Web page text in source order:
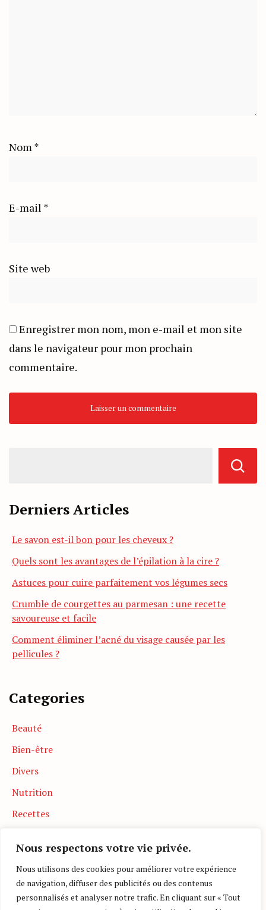
Nous respectons votre vie privée.
Nous utilisons des cookies pour améliorer votre expérience
de navigation, diffuser des publicités ou des contenus
personnalisés et analyser notre trafic. En cliquant sur « Tout
Nom*
E-mail *
Site web
Enregistrer mon nom, mon e-mail et mon site
dans le navigateur pour mon prochain
commentaire.
Derniers Articles
Le savon est-il bon pour les cheveux ?
Quels sont les avantages de l’épilation à la cire ?
Astuces pour cuire parfaitement vos légumes secs
Crumble de courgettes au parmesan : une recette
savoureuse et facile
Comment éliminer l’acné du visage causée par les
pellicules ?
Categories
Beauté
Bien-être
Divers
Nutrition
Recettes
Uncategorized